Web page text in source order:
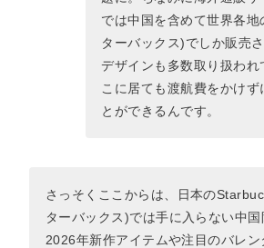
では中国を含めて世界各
ターバックス)でしか販売
デザインも多数取り扱われ
こに居ても渡航費をかけず
とができるんです。
さっそくここからは、日本の
ターバックス)では手に入らない中
2026年新作アイテムや注目のバレン